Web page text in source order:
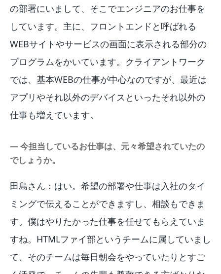
の部署にいまして、そこでエンジニアのお仕事を
しています。主に、フロントエンドと呼ばれる
WEBサイトやサービスの画面に表示される部分の
プログラムをかいています。クライアントワーク
では、基本WEBの仕事が中心なのですが、最近は
アプリやそれ以外のデバイスといったそれ以外の
仕事も増えています。
― 今担当しているお仕事は、元々希望されていたの
でしょうか。
田島さん：はい。希望の部署や仕事は入社のタイ
ミングで伝えることができますし、相談もできま
す。僕はやりたかった仕事を任せてもらえていま
すね。HTMLファイ部というチームに属していまし
て、そのチームは毎日朝会をやっていたりとすご